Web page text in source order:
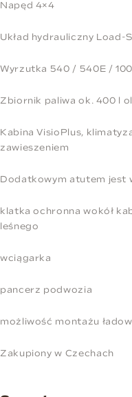
Napęd 4×4
Układ hydrauliczny Load-
Wyrzutka 540 / 540E /
Zbiornik paliwa ok. 400 l
Kabina VisioPlus,
zawieszeniem
Dodatkowym atutem jest
klatka ochronna wokół
leśnego
wciągarka
pancerz podwozia
możliwość montażu
Zakupiony w Czechach